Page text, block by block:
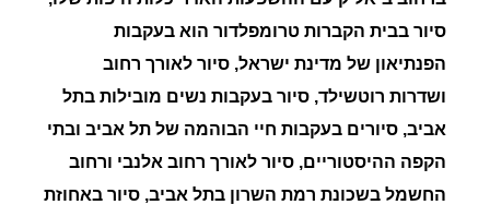
סיור בבית הקברות טרומפלדור הוא בעקבות
הפנתיאון של מדינת ישראל, סיור לאורך רחוב
ושדרות רוטשילד, סיור בעקבות נשים מובילות בתל
אביב, סיורים בעקבות חיי הבוהמה של תל אביב ובתי
הקפה ההיסטוריים, סיור לאורך רחוב אלנבי ורחוב
החשמל בשכונת רמת השרון בתל אביב, סיור באחוזת